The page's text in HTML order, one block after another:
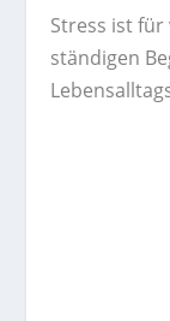
Stress ist für
ständigen